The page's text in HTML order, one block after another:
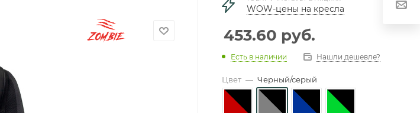
WOW-цены на кресла
453.60 руб.
Есть в наличии Нашли дешевле?
Цвет — Черный/серый